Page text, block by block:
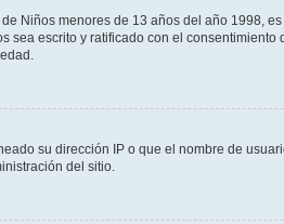
Niños menores de 13 años del año 1998,
sea escrito y ratificado con el
su dirección IP o que el nombre de
del sitio.